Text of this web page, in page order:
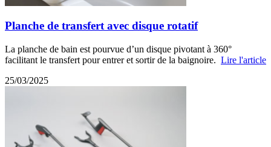
Planche de transfert avec disque rotatif
La planche de bain est pourvue d’un disque pivotant à 360°
facilitant le transfert pour entrer et sortir de la baignoire. Lire l'article
25/03/2025